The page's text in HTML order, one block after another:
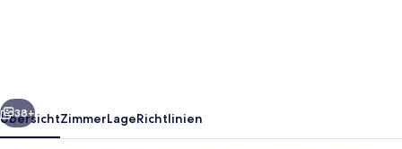
Weiter
38+
ÜbersichtZimmerLageRichtlinien